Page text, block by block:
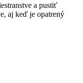
a pustiť
aj keď je opatrený